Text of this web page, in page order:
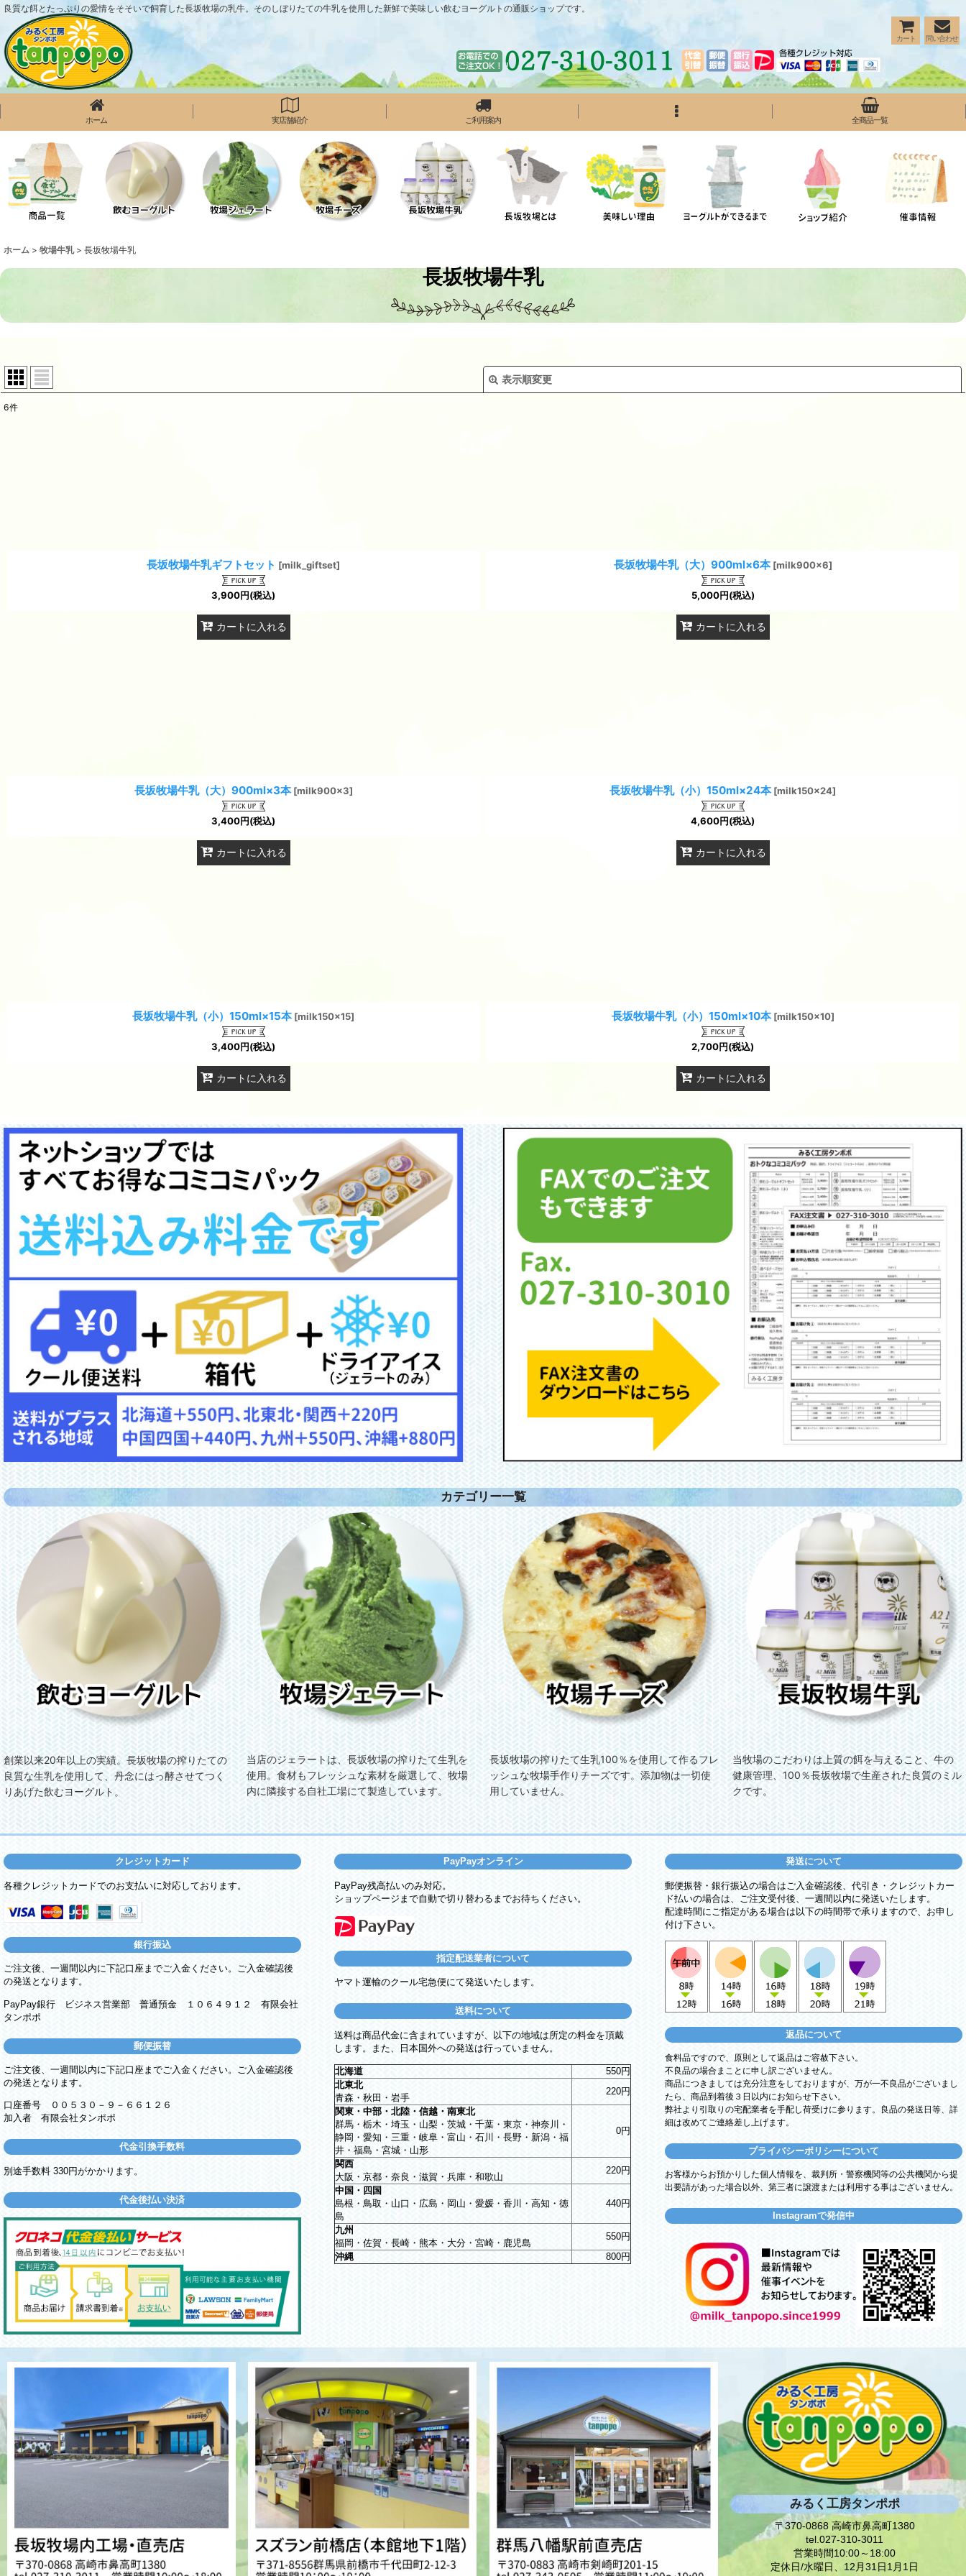
良質な餌とたっぷりの愛情をそそいで飼育した長坂牧場の乳牛。そのしぼりたての牛乳を使用した新鮮で美味しい飲むヨーグルトの通販ショップです。
カート 問い合わせ
ホーム 実店舗紹介 ご利用案内 全商品一覧
ホーム > 牧場牛乳 > 長坂牧場牛乳
長坂牧場牛乳
表示順変更
6件
長坂牧場牛乳ギフトセット [milk_giftset]
3,900円(税込)
カートに入れる
長坂牧場牛乳（大）900ml×6本 [milk900x6]
5,000円(税込)
カートに入れる
長坂牧場牛乳（大）900ml×3本 [milk900x3]
3,400円(税込)
カートに入れる
長坂牧場牛乳（小）150ml×24本 [milk150x24]
4,600円(税込)
カートに入れる
長坂牧場牛乳（小）150ml×15本 [milk150x15]
3,400円(税込)
カートに入れる
長坂牧場牛乳（小）150ml×10本 [milk150x10]
2,700円(税込)
カートに入れる
カテゴリー一覧
創業以来20年以上の実績。長坂牧場の搾りたての
良質な生乳を使用して、丹念にはっ酵させてつく
りあげた飲むヨーグルト。
当店のジェラートは、長坂牧場の搾りたて生乳を
使用。食材もフレッシュな素材を厳選して、牧場
内に隣接する自社工場にて製造しています。
長坂牧場の搾りたて生乳100％を使用して作るフレ
ッシュな牧場手作りチーズです。添加物は一切使
用していません。
当牧場のこだわりは上質の餌を与えること、牛の
健康管理、100％長坂牧場で生産された良質のミル
クです。
クレジットカード
各種クレジットカードでのお支払いに対応しております。
銀行振込
ご注文後、一週間以内に下記口座までご入金ください。ご入金確認後
の発送となります。
PayPay銀行 ビジネス営業部 普通預金 １０６４９１２ 有限会社
タンポポ
郵便振替
ご注文後、一週間以内に下記口座までご入金ください。ご入金確認後
の発送となります。
口座番号 ００５３０－９－６６１２６
加入者 有限会社タンポポ
代金引換手数料
別途手数料 330円がかかります。
代金後払い決済
PayPayオンライン
PayPay残高払いのみ対応。
ショップページまで自動で切り替わるまでお待ちください。
指定配送業者について
ヤマト運輸のクール宅急便にて発送いたします。
送料について
送料は商品代金に含まれていますが、以下の地域は所定の料金を頂戴
します。また、日本国外への発送は行っていません。
北海道
550円
北東北
青森・秋田・岩手
220円
関東・中部・北陸・信越・南東北
群馬・栃木・埼玉・山梨・茨城・千葉・東京・神奈川・
静岡・愛知・三重・岐阜・富山・石川・長野・新潟・福
井・福島・宮城・山形
0円
関西
大阪・京都・奈良・滋賀・兵庫・和歌山
220円
中国・四国
島根・鳥取・山口・広島・岡山・愛媛・香川・高知・徳
島
440円
九州
福岡・佐賀・長崎・熊本・大分・宮崎・鹿児島
550円
沖縄
800円
発送について
郵便振替・銀行振込の場合はご入金確認後、代引き・クレジットカー
ド払いの場合は、ご注文受付後、一週間以内に発送いたします。
配達時間にご指定がある場合は以下の時間帯で承りますので、お申し
付け下さい。
返品について
食料品ですので、原則として返品はご容赦下さい。
不良品の場合まことに申し訳ございません。
商品につきましては充分注意をしておりますが、万が一不良品がございまし
たら、商品到着後３日以内にお知らせ下さい。
弊社より引取りの宅配業者を手配し荷受けに参ります。良品の発送日等、詳
細は改めてご連絡差し上げます。
プライバシーポリシーについて
お客様からお預かりした個人情報を、裁判所・警察機関等の公共機関から提
出要請があった場合以外、第三者に譲渡または利用する事はございません。
Instagramで発信中
みるく工房タンポポ
〒370-0868 高崎市鼻高町1380
tel.027-310-3011
営業時間10:00～18:00
定休日/水曜日、12月31日1月1日